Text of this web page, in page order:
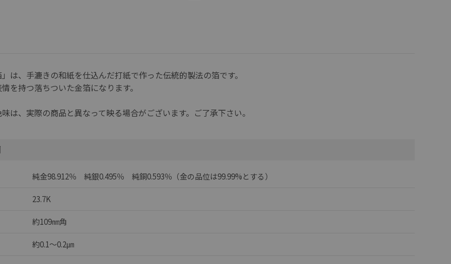
は、手漉きの和紙を仕込んだ打紙で作った伝統的製法の箔です。
持つ落ちついた金箔になります。
は、実際の商品と異なって映る場合がございます。ご了承下さい。
純金98.912％ 純銀0.495％ 純銅0.593％（金の品位は99.99%とする）
23.7K
約109㎜角
約0.1～0.2㎛